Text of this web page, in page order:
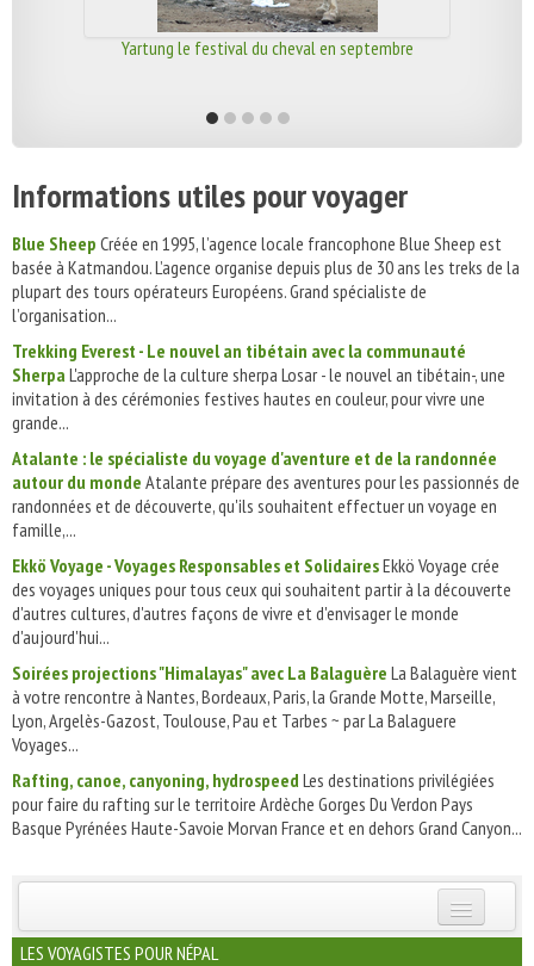
Yartung le festival du cheval en septembre
Informations utiles pour voyager
Blue Sheep Créée en 1995, l’agence locale francophone Blue Sheep est
basée à Katmandou. L’agence organise depuis plus de 30 ans les treks de la
plupart des tours opérateurs Européens. Grand spécialiste de
l’organisation...
Trekking Everest - Le nouvel an tibétain avec la communauté
Sherpa L'approche de la culture sherpa Losar - le nouvel an tibétain-, une
invitation à des cérémonies festives hautes en couleur, pour vivre une
grande...
Atalante : le spécialiste du voyage d'aventure et de la randonnée
autour du monde Atalante prépare des aventures pour les passionnés de
randonnées et de découverte, qu'ils souhaitent effectuer un voyage en
famille,...
Ekkö Voyage - Voyages Responsables et SolidairesEkkö Voyage crée
des voyages uniques pour tous ceux qui souhaitent partir à la découverte
d'autres cultures, d'autres façons de vivre et d'envisager le monde
d'aujourd'hui...
Soirées projections "Himalayas" avec La Balaguère La Balaguère vient
à votre rencontre à Nantes, Bordeaux, Paris, la Grande Motte, Marseille,
Lyon, Argelès-Gazost, Toulouse, Pau et Tarbes ~ par La Balaguere
Voyages...
Rafting, canoe, canyoning, hydrospeed Les destinations privilégiées
pour faire du rafting sur le territoire Ardèche Gorges Du Verdon Pays
Basque Pyrénées Haute-Savoie Morvan France et en dehors Grand Canyon...
INSCRIVEZ-VOUS | ABONNEZ-VOUS
LES VOYAGISTES POUR NÉPAL